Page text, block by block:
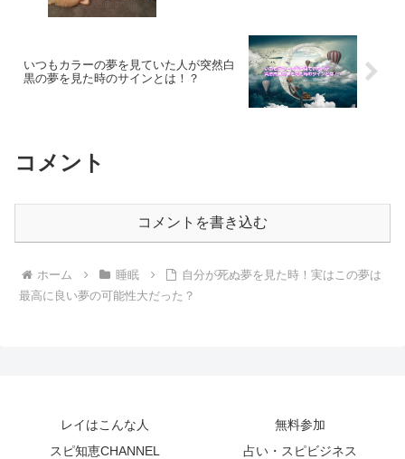
いつもカラーの夢を見ていた人が突然白
黒の夢を見た時のサインとは！？
コメント
コメントを書き込む
ホーム 睡眠
自分が死ぬ夢を見た時！実はこの夢は
最高に良い夢の可能性大だった？
レイはこんな人
無料参加
スピ知恵CHANNEL
占い・スピビジネス